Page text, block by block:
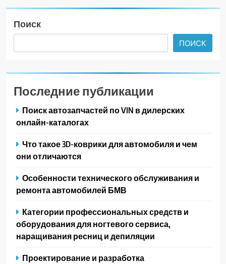
Поиск
ПОИСК
Последние публикации
Поиск автозапчастей по VIN в дилерских
онлайн-каталогах
Что такое 3D-коврики для автомобиля и чем
они отличаются
Особенности технического обслуживания и
ремонта автомобилей БМВ
Категории профессиональных средств и
оборудования для ногтевого сервиса,
наращивания ресниц и депиляции
Проектирование и разработка